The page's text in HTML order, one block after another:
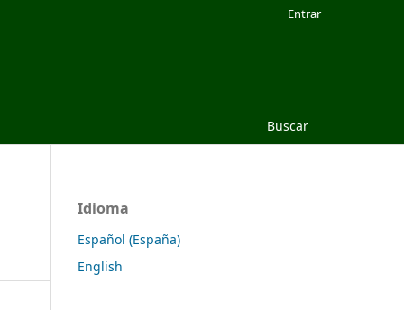
Buscar
Entrar
Idioma
Español (España)
English